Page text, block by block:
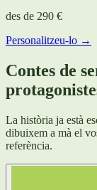
des de 290 €
Personalitzeu-lo →
Contes de
La història ja està
dibuixem a mà el
referència.